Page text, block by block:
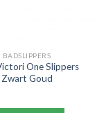
BADSLIPPERS
One Slippers
Zwart Goud